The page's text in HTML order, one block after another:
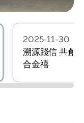
2025-11-30
溯源踐信 共創
合金禧